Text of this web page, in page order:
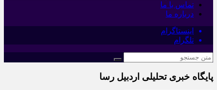
تماس با ما
درباره ما
اینستاگرام
تلگرام
پایگاه خبری تحلیلی اردبیل رسا